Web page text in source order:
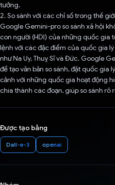
tưởng.
2. So sánh với các chỉ số trong thế
Google Gemini-pro so sánh xã hội
con người (HDI) của những quốc gia
lệnh với các đặc điểm của quốc gia
như Na Uy, Thuỵ Sĩ và Đức. Google
để tạo văn bản so sánh, đặt quốc gia
cảnh với những quốc gia hoạt động
chia thành các đoạn, giúp so sánh rõ
Được tạo bằng
Dall-e-3 openai